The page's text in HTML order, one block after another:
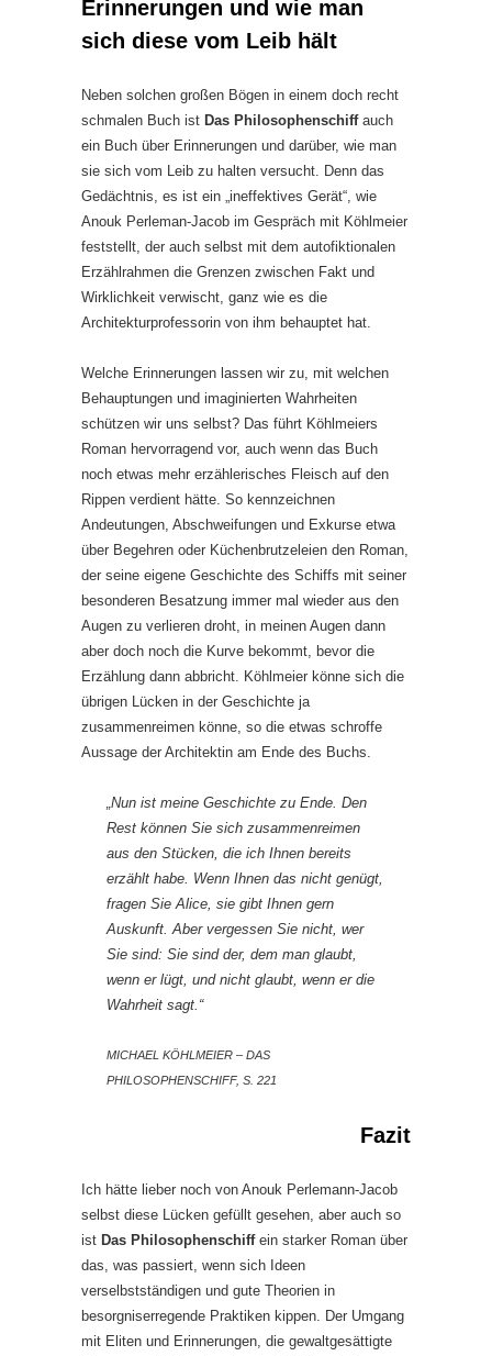
Erinnerungen und wie man
sich diese vom Leib hält
Neben solchen großen Bögen in einem doch recht
schmalen Buch ist Das Philosophenschiffauch
ein Buch über Erinnerungen und darüber, wie man
sie sich vom Leib zu halten versucht. Denn das
Gedächtnis, es ist ein „ineffektives Gerät“, wie
Anouk Perleman-Jacob im Gespräch mit Köhlmeier
feststellt, der auch selbst mit dem autofiktionalen
Erzählrahmen die Grenzen zwischen Fakt und
Wirklichkeit verwischt, ganz wie es die
Architekturprofessorin von ihm behauptet hat.
Welche Erinnerungen lassen wir zu, mit welchen
Behauptungen und imaginierten Wahrheiten
schützen wir uns selbst? Das führt Köhlmeiers
Roman hervorragend vor, auch wenn das Buch
noch etwas mehr erzählerisches Fleisch auf den
Rippen verdient hätte. So kennzeichnen
Andeutungen, Abschweifungen und Exkurse etwa
über Begehren oder Küchenbrutzeleien den Roman,
der seine eigene Geschichte des Schiffs mit seiner
besonderen Besatzung immer mal wieder aus den
Augen zu verlieren droht, in meinen Augen dann
aber doch noch die Kurve bekommt, bevor die
Erzählung dann abbricht. Köhlmeier könne sich die
übrigen Lücken in der Geschichte ja
zusammenreimen könne, so die etwas schroffe
Aussage der Architektin am Ende des Buchs.
„Nun ist meine Geschichte zu Ende. Den
Rest können Sie sich zusammenreimen
aus den Stücken, die ich Ihnen bereits
erzählt habe. Wenn Ihnen das nicht genügt,
fragen Sie Alice, sie gibt Ihnen gern
Auskunft. Aber vergessen Sie nicht, wer
Sie sind: Sie sind der, dem man glaubt,
wenn er lügt, und nicht glaubt, wenn er die
Wahrheit sagt.“
MICHAEL KÖHLMEIER – DAS
PHILOSOPHENSCHIFF, S. 221
Fazit
Ich hätte lieber noch von Anouk Perlemann-Jacob
selbst diese Lücken gefüllt gesehen, aber auch so
ist Das Philosophenschiffein starker Roman über
das, was passiert, wenn sich Ideen
verselbstständigen und gute Theorien in
besorgniserregende Praktiken kippen. Der Umgang
mit Eliten und Erinnerungen, die gewaltgesättigte